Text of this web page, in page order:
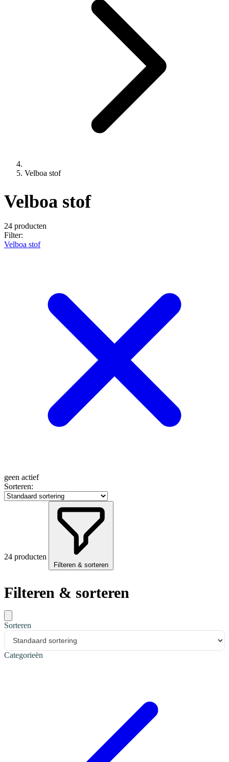
Velboa stof
Velboa stof
24 producten
Filter:
Velboa stof
geen actief
Sorteren:
24 producten
Filteren & sorteren
Filteren & sorteren
Sorteren
Categorieën